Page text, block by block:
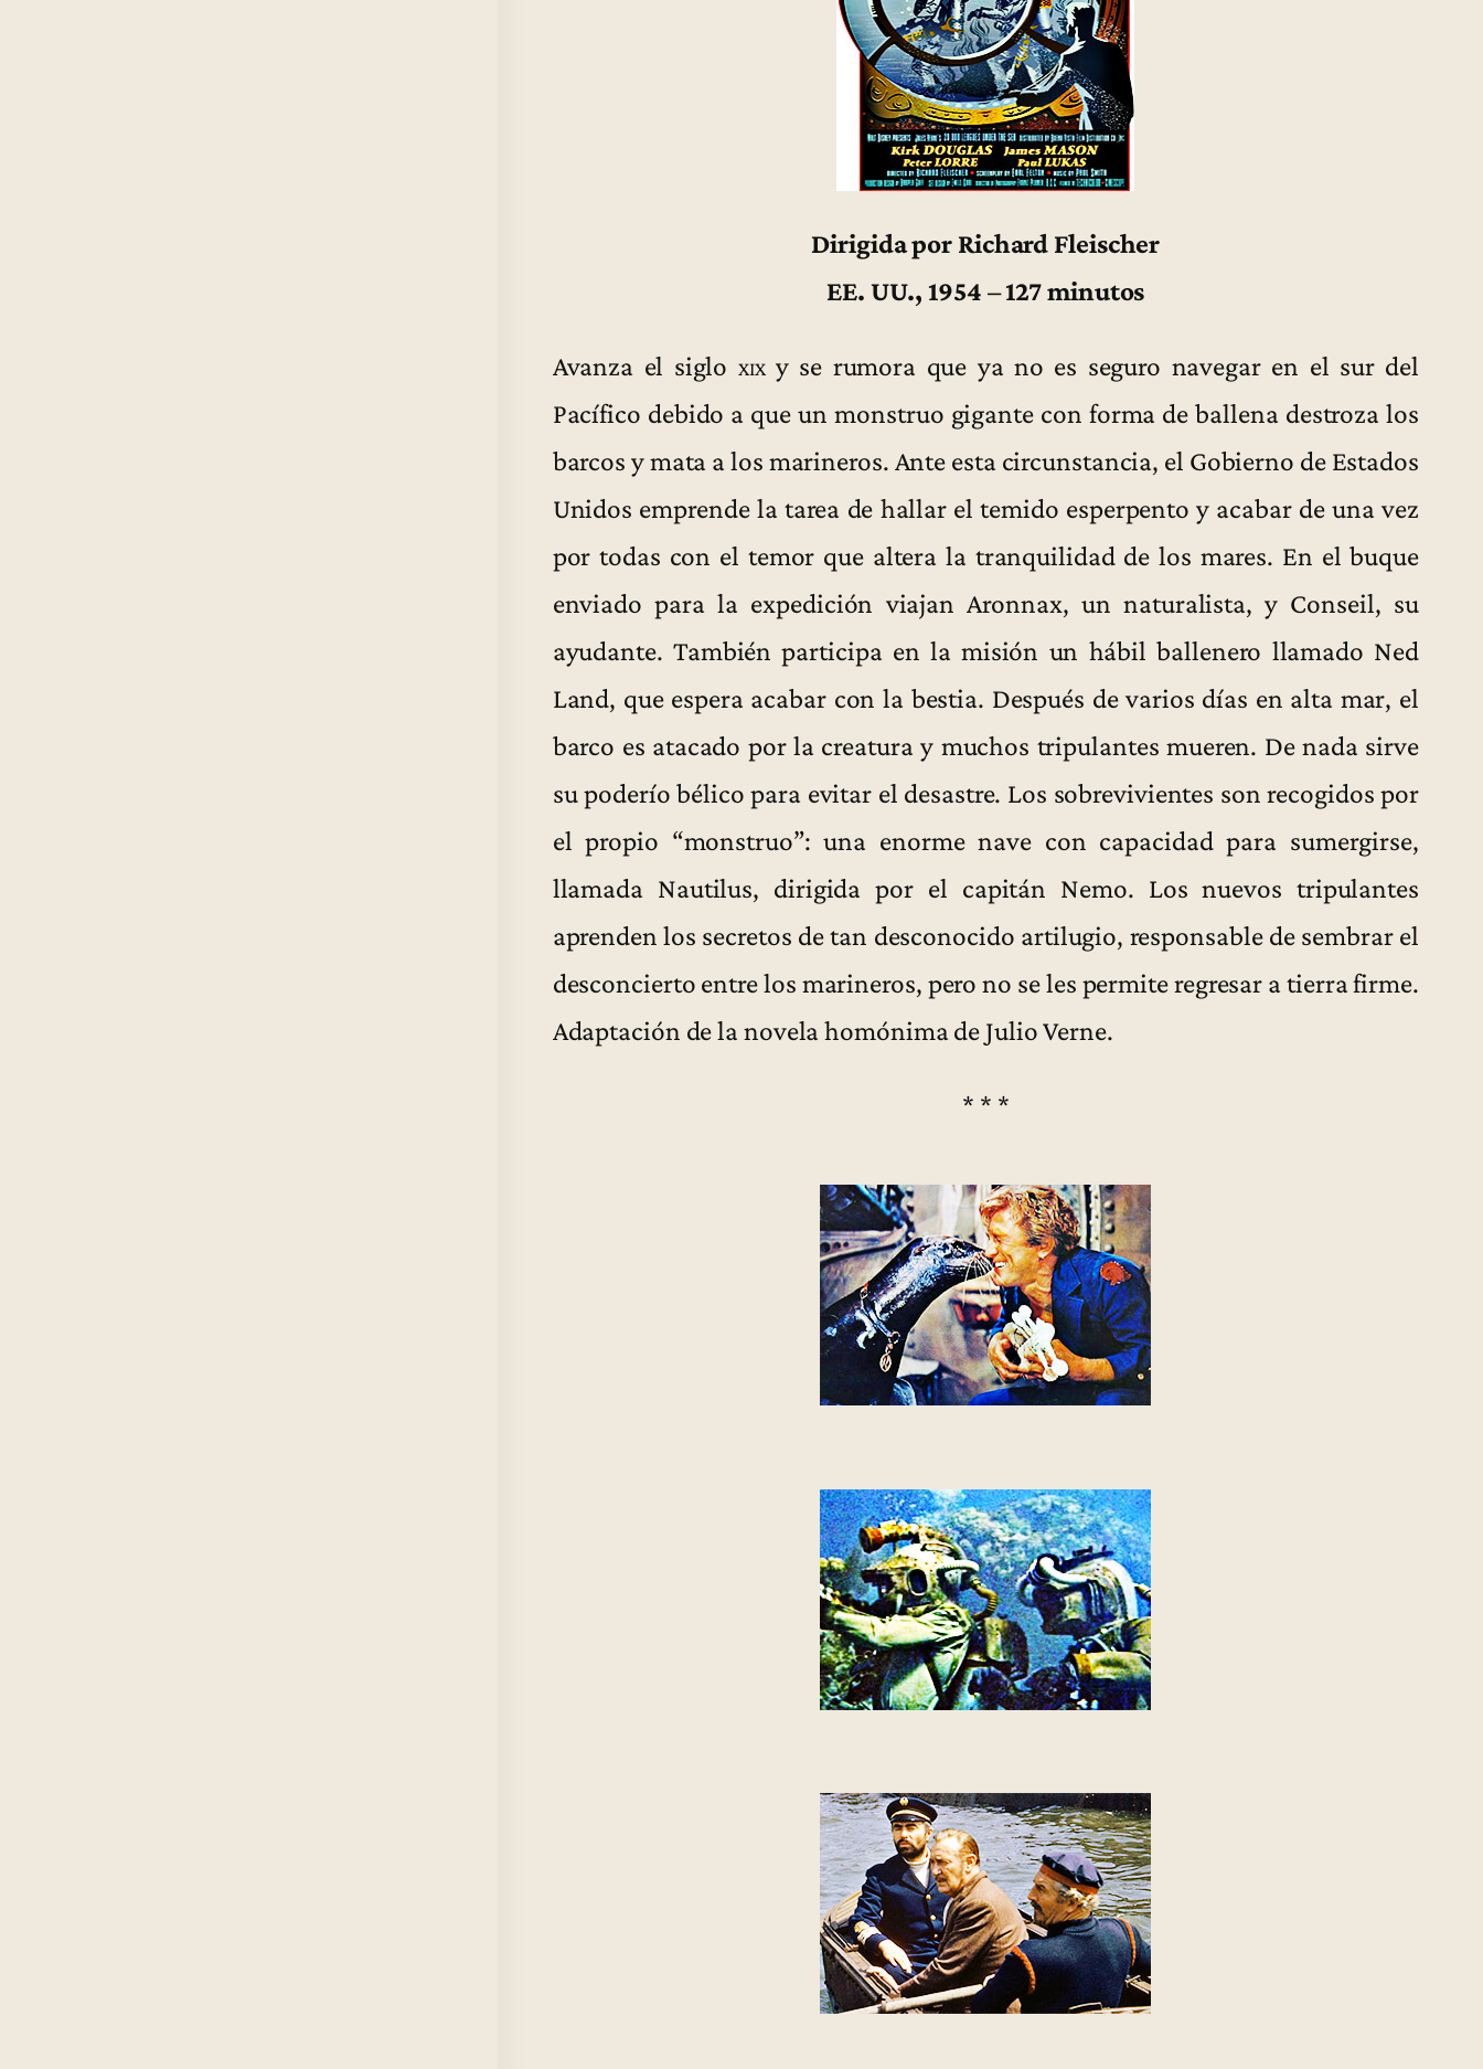
Dirigida por Richard Fleischer
EE. UU., 1954 – 127 minutos
Avanza el siglo xixy se rumora que ya no es seguro navegar en el sur del
Pacífico debido a que un monstruo gigante con forma de ballena destroza los
barcos y mata a los marineros. Ante esta circunstancia, el Gobierno de Estados
Unidos emprende la tarea de hallar el temido esperpento y acabar de una vez
por todas con el temor que altera la tranquilidad de los mares. En el buque
enviado para la expedición viajan Aronnax, un naturalista, y Conseil, su
ayudante. También participa en la misión un hábil ballenero llamado Ned
Land, que espera acabar con la bestia. Después de varios días en alta mar, el
barco es atacado por la creatura y muchos tripulantes mueren. De nada sirve
su poderío bélico para evitar el desastre. Los sobrevivientes son recogidos por
el propio “monstruo”: una enorme nave con capacidad para sumergirse,
llamada Nautilus, dirigida por el capitán Nemo. Los nuevos tripulantes
aprenden los secretos de tan desconocido artilugio, responsable de sembrar el
desconcierto entre los marineros, pero no se les permite regresar a tierra firme.
Adaptación de la novela homónima de Julio Verne.
* * *